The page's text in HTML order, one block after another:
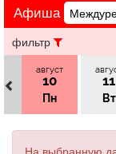
ТВ программа
Афиша
фильтр
август
10
Пн
11
Вт
На выбранную